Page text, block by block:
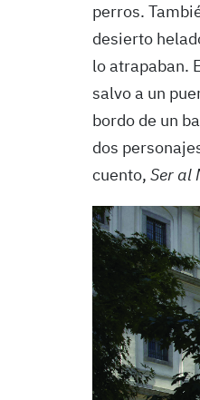
perros.
desierto
lo atrapaban.
salvo a un
bordo de un
dos
cuento, Ser al